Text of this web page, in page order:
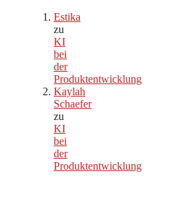
Estika
zu
KI
bei
der
Produktentwicklung
Kaylah
Schaefer
zu
KI
bei
der
Produktentwicklung